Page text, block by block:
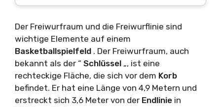
Der Freiwurfraum und die Freiwurflinie sind
wichtige Elemente auf einem
Basketballspielfeld . Der Freiwurfraum, auch
bekannt als der “ Schlüssel „, ist eine
rechteckige Fläche, die sich vor dem Korb
befindet. Er hat eine Länge von 4,9 Metern und
erstreckt sich 3,6 Meter von der Endlinie in